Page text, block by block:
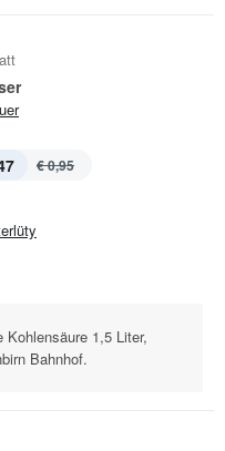
€ 0,95
1,5 Liter,
Bahnhof.